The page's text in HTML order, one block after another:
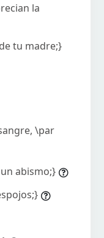
la
tu madre;}
\par
abismo;}